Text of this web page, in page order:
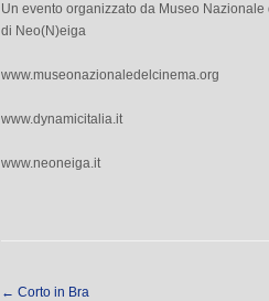
Un evento organizzato da Museo
di Neo(N)eiga
www.museonazionaledelcinema.org
www.dynamicitalia.it
www.neoneiga.it
← Corto in Bra